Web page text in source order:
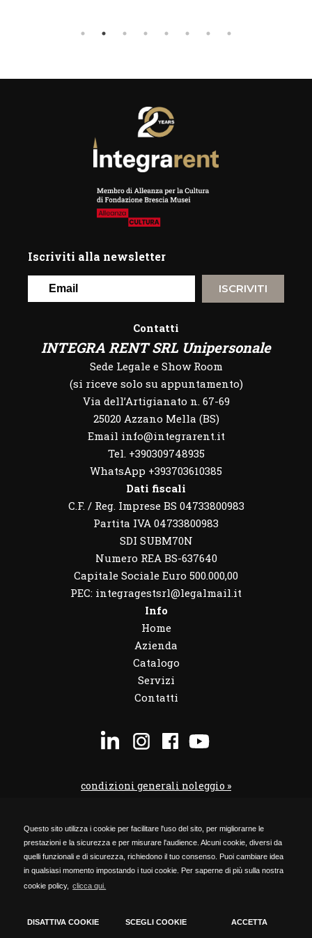
Questo sito utilizza i cookie per facilitare l'uso del sito, per migliorarne le
prestazioni e la sicurezza e per misurare l'audience. Alcuni cookie, diversi da
quelli funzionali e di sicurezza, richiedono il tuo consenso. Puoi cambiare idea
in qualsiasi momento impostando i tuoi cookie. Per saperne di più sulla nostra
cookie policy,
clicca qui.
DISATTIVA COOKIE SCEGLI COOKIE ACCETTA
Iscriviti alla newsletter
ISCRIVITI
Contatti
INTEGRA RENT SRL Unipersonale
Sede Legale e Show Room
(si riceve solo su appuntamento)
Via dell’Artigianato n. 67-69
25020 Azzano Mella (BS)
Email info@integrarent.it
Tel. +390309748935
WhatsApp +393703610385
Dati fiscali
C.F. / Reg. Imprese BS 04733800983
Partita IVA 04733800983
SDI SUBM70N
Numero REA BS-637640
Capitale Sociale Euro 500.000,00
PEC: integragestsrl@legalmail.it
Info
Home
Azienda
Catalogo
Servizi
Contatti
condizioni generali noleggio »
codice etico »
Privacy Policy »
Cookie Policy »